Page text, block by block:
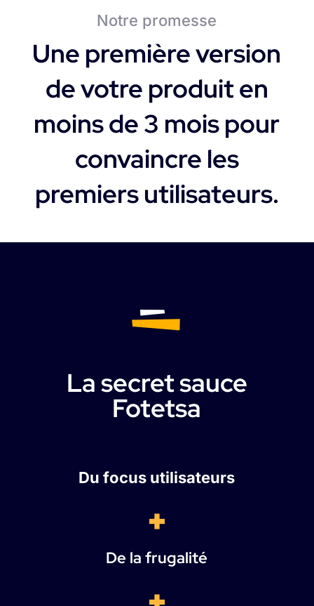
Notre promesse
Une première version
de votre produit en
moins de 3 mois pour
convaincre les
premiers utilisateurs.
La secret sauce
Fotetsa
Du focus utilisateurs
De la frugalité